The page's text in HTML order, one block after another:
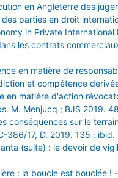
en Angleterre des
parties en droit
in Private International
les contrats
en matière de
et compétence
en matière d'action
M. Menjucq ; BJS 2019.
conséquences sur le
386/17, D. 2019. 135 ;
(suite) : le devoir de
: la boucle est bouclée !